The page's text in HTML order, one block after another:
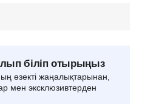
біліп отырыңыз
өзекті жаңалықтарынан,
мен эксклюзивтерден